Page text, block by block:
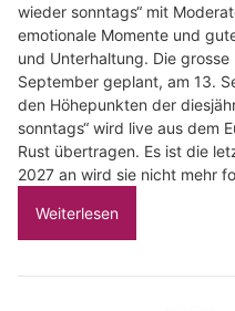
wieder sonntags“ mit
emotionale Momente und
und Unterhaltung. Die
September geplant, am 13.
den Höhepunkten der
sonntags“ wird live aus dem
Rust übertragen. Es ist die
2027 an wird sie nicht mehr
Weiterlesen